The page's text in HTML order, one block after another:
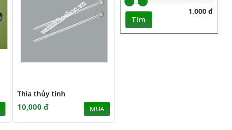
Thìa thủy tinh
10,000 đ MUA
1,000 đ
Tìm